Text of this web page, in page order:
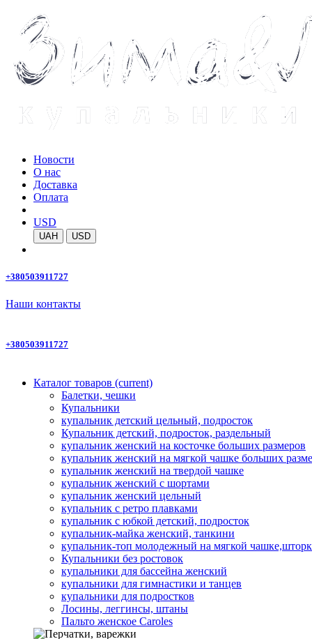
Новости
О нас
Доставка
Оплата
USD
UAH USD
+380503911727
Наши контакты
+380503911727
Каталог товаров (current)
Балетки, чешки
Купальники
купальник детский цельный, подросток
Купальник детский, подросток, раздельный
купальник женский на косточке больших размеров
купальник женский на мягкой чашке больших
купальник женский на твердой чашке
купальник женский с шортами
купальник женский цельный
купальник с ретро плавками
купальник с юбкой детский, подросток
купальник-майка женский, танкини
купальник-топ молодежный на мягкой
Купальники без ростовок
купальники для бассейна женский
купальники для гимнастики и танцев
купальники для подростков
Лосины, леггинсы, штаны
Пальто женское Caroles